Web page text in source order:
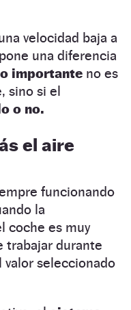
velocidad baja a
una diferencia
importante no es
sino si el
o no.
el aire
funcionando
la
coche es muy
trabajar durante
valor seleccionado